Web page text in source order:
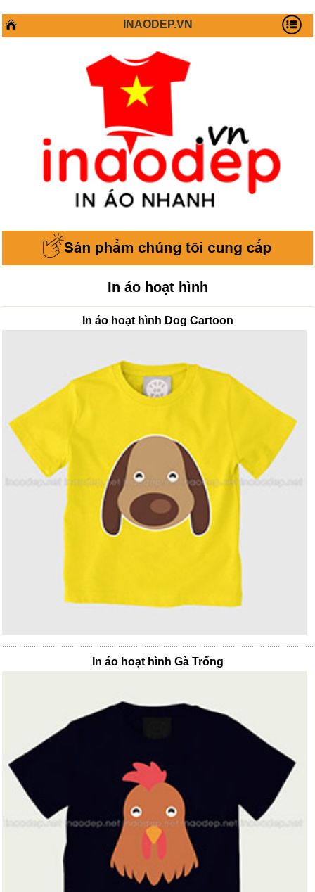
INAODEP.VN
In áo hoạt hình
In áo hoạt hình Dog Cartoon
In áo hoạt hình Gà Trống